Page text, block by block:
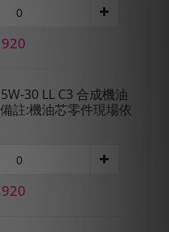
30 LL C3 合成機油
註:機油芯零件現場依